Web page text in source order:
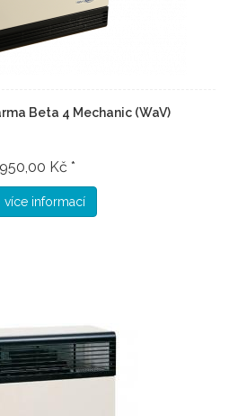
Beta 4 Mechanic (WaV)
Kč *
více informací